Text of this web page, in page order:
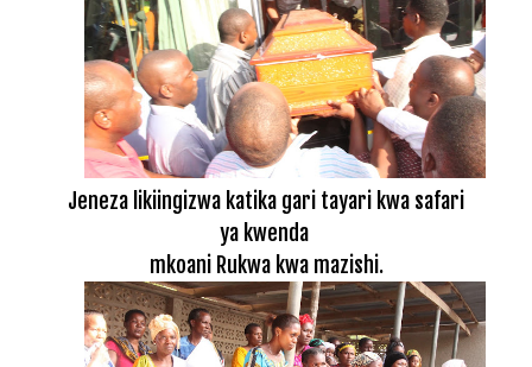
Jeneza likiingizwa katika gari tayari kwa safari
ya kwenda
mkoani Rukwa kwa mazishi.